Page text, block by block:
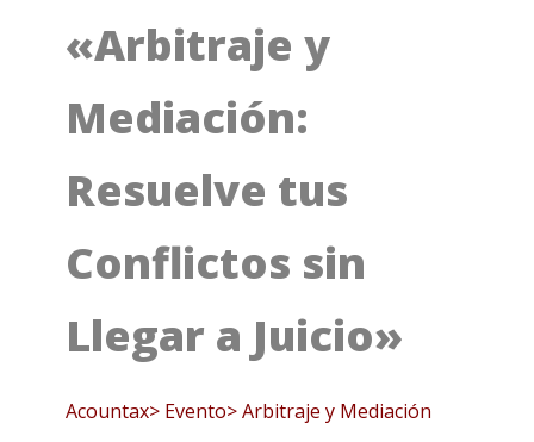
«Arbitraje y
Mediación:
Resuelve tus
Conflictos sin
Llegar a Juicio»
Acountax> Evento> Arbitraje y Mediación